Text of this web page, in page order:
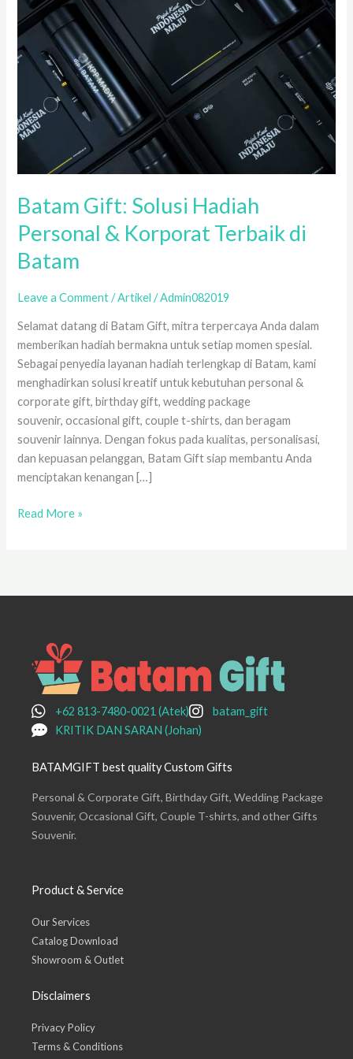
Batam Gift: Solusi Hadiah
Personal & Korporat Terbaik di
Batam
Leave a Comment /Artikel /Admin082019
Selamat datang di Batam Gift, mitra terpercaya Anda dalam
memberikan hadiah bermakna untuk setiap momen spesial.
Sebagai penyedia layanan hadiah terlengkap di Batam, kami
menghadirkan solusi kreatif untuk kebutuhan personal &
corporate gift, birthday gift, wedding package
souvenir, occasional gift, couple t-shirts, dan beragam
souvenir lainnya. Dengan fokus pada kualitas, personalisasi,
dan kepuasan pelanggan, Batam Gift siap membantu Anda
menciptakan kenangan […]
di
Batam
Read More »
+62 813-7480-0021 (Atek)
batam_gift
KRITIK DAN SARAN (Johan)
BATAMGIFT best quality Custom Gifts
Personal & Corporate Gift, Birthday Gift, Wedding Package
Souvenir, Occasional Gift, Couple T-shirts, and other Gifts
Souvenir.
Product & Service
Our Services
Catalog Download
Showroom & Outlet
Disclaimers
Privacy Policy
Terms & Conditions